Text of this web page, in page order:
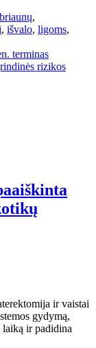
briaunų,
, išvalo, ligoms,
terminas
rizikos
ir vaistai
gydymą,
laiką ir padidina